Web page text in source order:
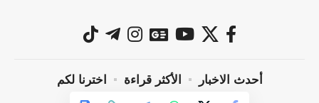
أحدث الاخبار الأكثر قراءة اخترنا لكم